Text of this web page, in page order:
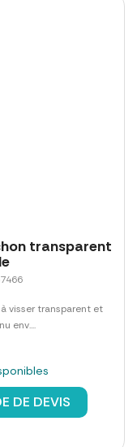
transparent
visser transparent et
env....
DE DEVIS